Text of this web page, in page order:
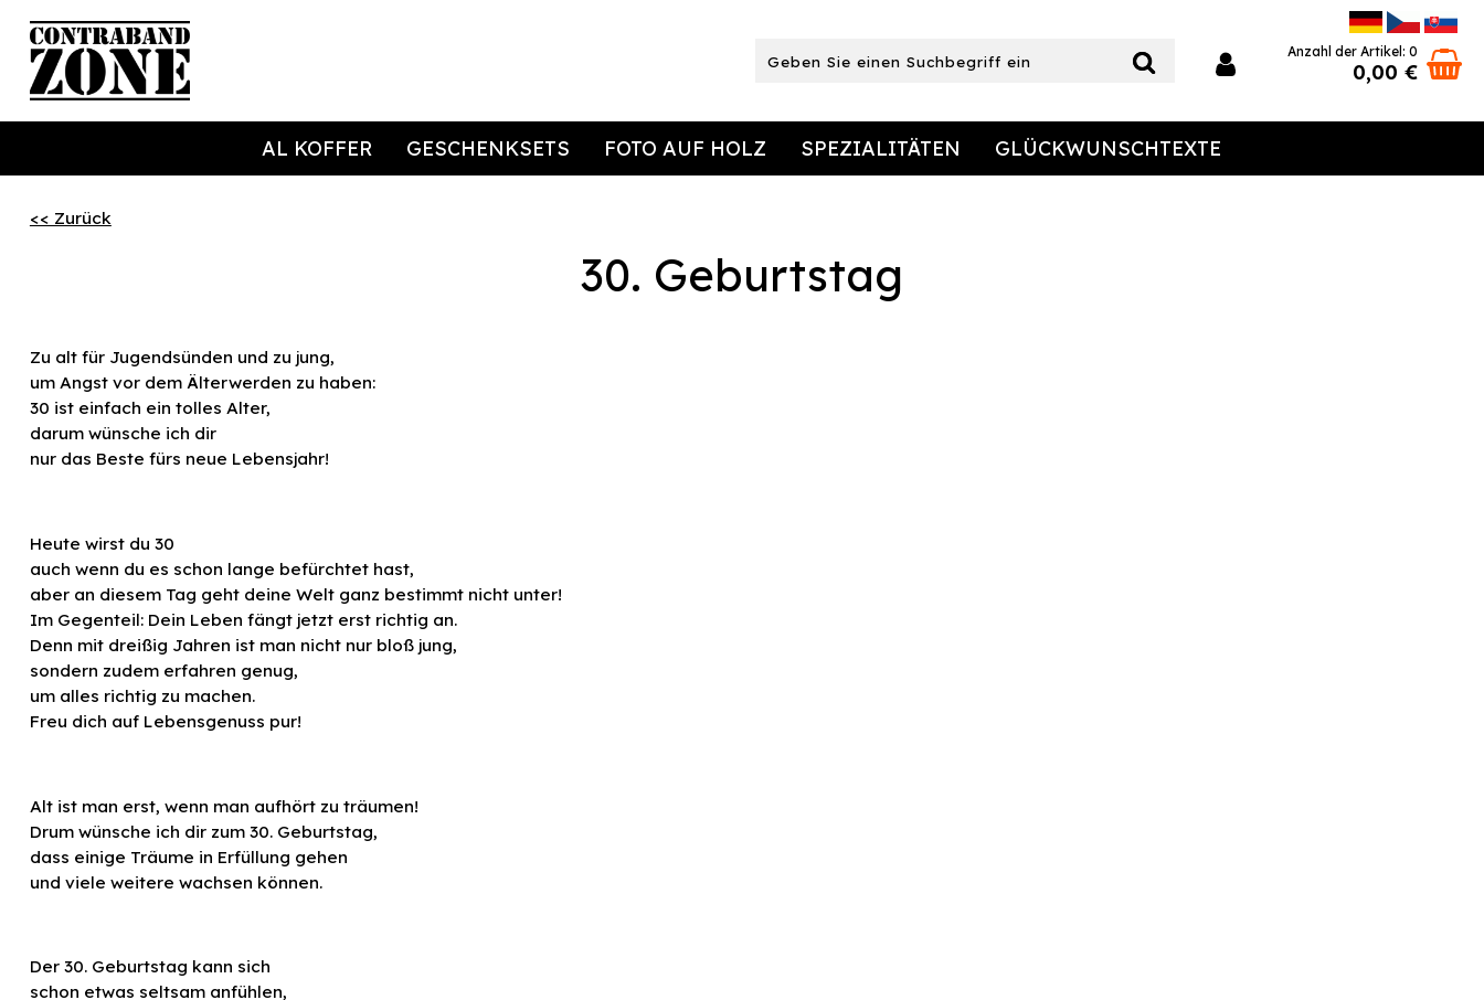
Anzahl der Artikel: 0
0,00 €
AL KOFFER GESCHENKSETS FOTO AUF HOLZ SPEZIALITÄTEN GLÜCKWUNSCHTEXTE
<< Zurück
30. Geburtstag
Zu alt für Jugendsünden und zu jung,
um Angst vor dem Älterwerden zu haben:
30 ist einfach ein tolles Alter,
darum wünsche ich dir
nur das Beste fürs neue Lebensjahr!
Heute wirst du 30
auch wenn du es schon lange befürchtet hast,
aber an diesem Tag geht deine Welt ganz bestimmt nicht unter!
Im Gegenteil: Dein Leben fängt jetzt erst richtig an.
Denn mit dreißig Jahren ist man nicht nur bloß jung,
sondern zudem erfahren genug,
um alles richtig zu machen.
Freu dich auf Lebensgenuss pur!
Alt ist man erst, wenn man aufhört zu träumen!
Drum wünsche ich dir zum 30. Geburtstag,
dass einige Träume in Erfüllung gehen
und viele weitere wachsen können.
Der 30. Geburtstag kann sich
schon etwas seltsam anfühlen,